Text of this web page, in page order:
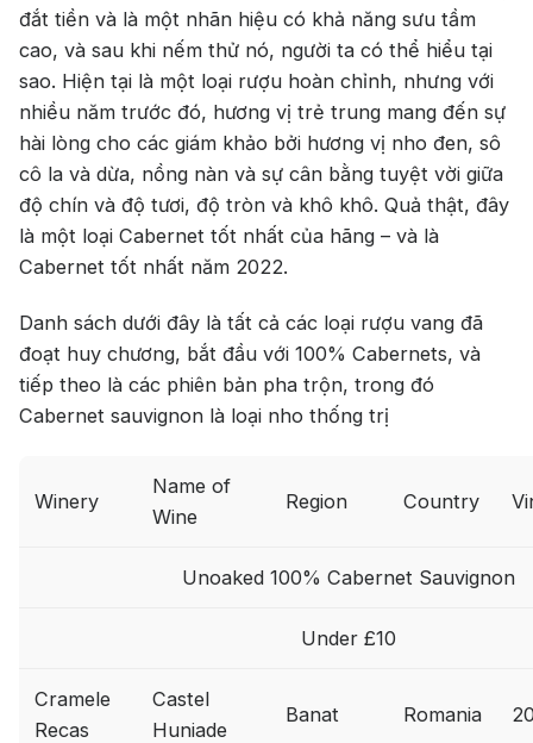
đắt tiền và là một nhãn hiệu có khả năng sưu tầm
cao, và sau khi nếm thử nó, người ta có thể hiểu tại
sao. Hiện tại là một loại rượu hoàn chỉnh, nhưng với
nhiều năm trước đó, hương vị trẻ trung mang đến sự
hài lòng cho các giám khảo bởi hương vị nho đen, sô
cô la và dừa, nồng nàn và sự cân bằng tuyệt vời giữa
độ chín và độ tươi, độ tròn và khô khô. Quả thật, đây
là một loại Cabernet tốt nhất của hãng – và là
Cabernet tốt nhất năm 2022.
Danh sách dưới đây là tất cả các loại rượu vang đã
đoạt huy chương, bắt đầu với 100% Cabernets, và
tiếp theo là các phiên bản pha trộn, trong đó
Cabernet sauvignon là loại nho thống trị
Winery
Name of
Wine
Region Country
Unoaked 100% Cabernet Sauvignon
Under £10
Cramele
Recas
Castel
Huniade
Banat Romania